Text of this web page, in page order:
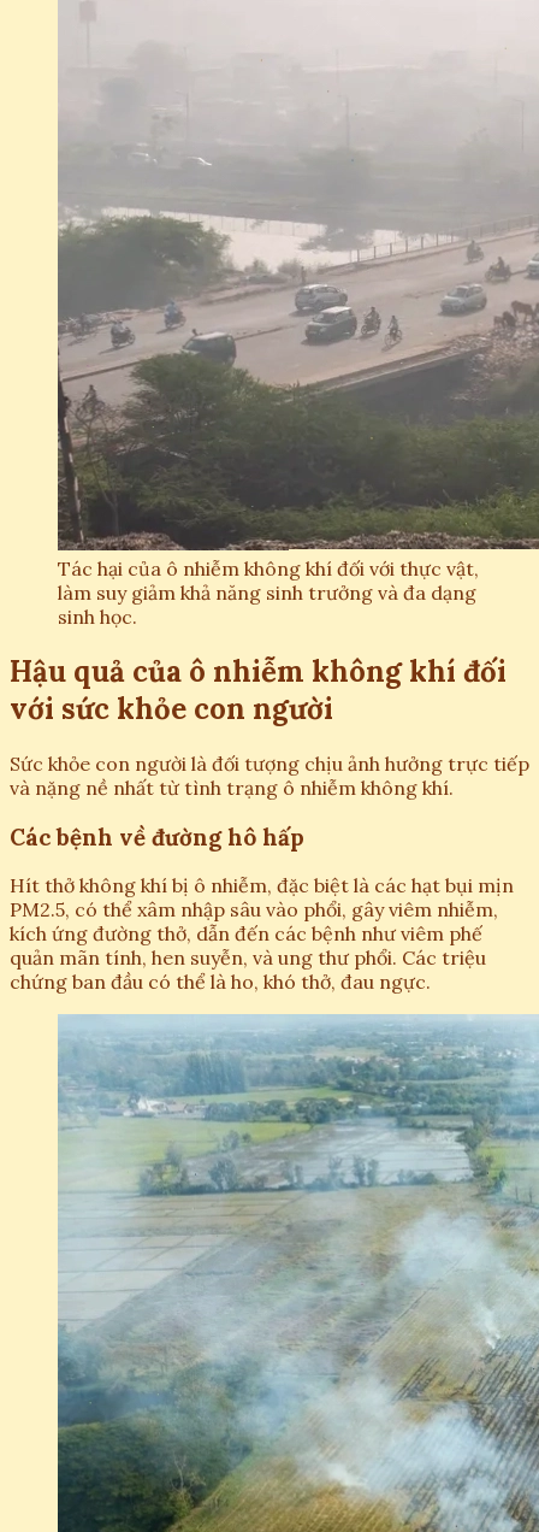
Tác hại của ô nhiễm không khí đối với thực vật,
làm suy giảm khả năng sinh trưởng và đa dạng
sinh học.
Hậu quả của ô nhiễm không khí đối
với sức khỏe con người
Sức khỏe con người là đối tượng chịu ảnh hưởng trực tiếp
và nặng nề nhất từ tình trạng ô nhiễm không khí.
Các bệnh về đường hô hấp
Hít thở không khí bị ô nhiễm, đặc biệt là các hạt bụi mịn
PM2.5, có thể xâm nhập sâu vào phổi, gây viêm nhiễm,
kích ứng đường thở, dẫn đến các bệnh như viêm phế
quản mãn tính, hen suyễn, và ung thư phổi. Các triệu
chứng ban đầu có thể là ho, khó thở, đau ngực.